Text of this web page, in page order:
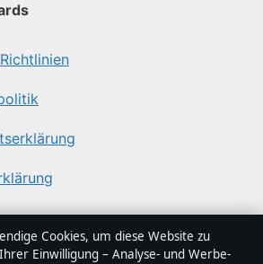
Cookies, um diese Website zu
Einwilligung – Analyse- und Werbe-